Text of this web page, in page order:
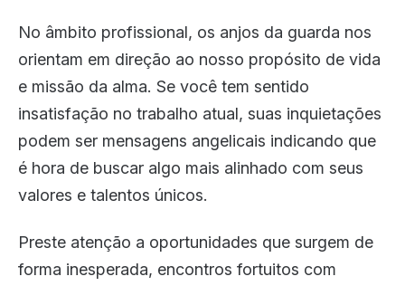
No âmbito profissional, os anjos da guarda nos
orientam em direção ao nosso propósito de vida
e missão da alma. Se você tem sentido
insatisfação no trabalho atual, suas inquietações
podem ser mensagens angelicais indicando que
é hora de buscar algo mais alinhado com seus
valores e talentos únicos.
Preste atenção a oportunidades que surgem de
forma inesperada, encontros fortuitos com